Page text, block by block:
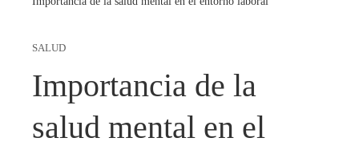
SALUD
Importancia de la
salud mental en el